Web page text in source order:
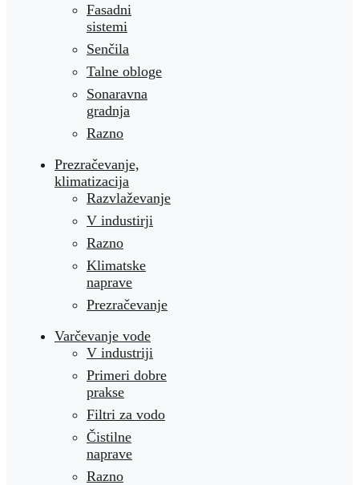
Fasadni
sistemi
Senčila
Talne obloge
Sonaravna
gradnja
Razno
Prezračevanje,
klimatizacija
Razvlaževanje
V industirji
Razno
Klimatske
naprave
Prezračevanje
Varčevanje vode
V industriji
Primeri dobre
prakse
Filtri za vodo
Čistilne
naprave
Razno